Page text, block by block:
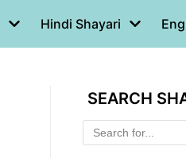
Hindi Shayari
SEARCH